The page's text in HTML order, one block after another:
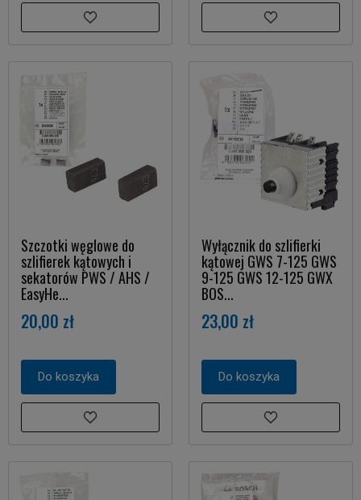
Szczotki węglowe do
szlifierek kątowych i
sekatorów PWS / AHS /
EasyHe...
20,00 zł
Do koszyka
Wyłącznik do szlifierki
kątowej GWS 7-125 GWS
9-125 GWS 12-125 GWX
BOS...
23,00 zł
Do koszyka